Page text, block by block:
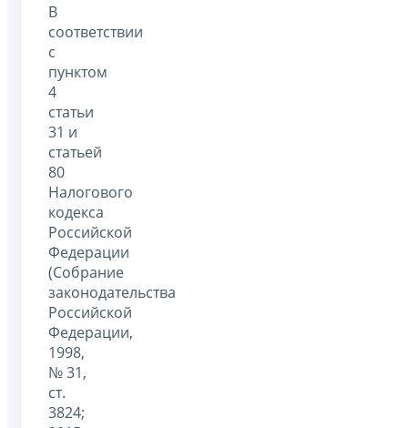
В
соответствии
с
пунктом
4
статьи
31 и
статьей
80
Налогового
кодекса
Российской
Федерации
(Собрание
законодательства
Российской
Федерации,
1998,
№ 31,
ст.
3824;